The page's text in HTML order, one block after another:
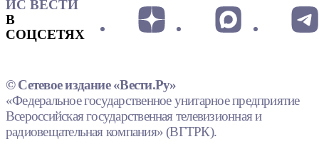
ИС ВЕСТИ
В
СОЦСЕТЯХ
© Сетевое издание «Вести.Ру»
«Федеральное государственное унитарное предприятие
Всероссийская государственная телевизионная и
радиовещательная компания» (ВГТРК).